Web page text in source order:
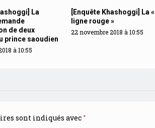
La
de deux
prince saoudien
à 10:55
[Enquête Khashoggi] La «
ligne rouge »
22 novembre 2018 à 10:55
sont indiqués avec*